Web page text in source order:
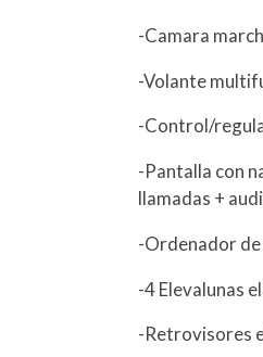
-Camara
-Volante
-Control/
-Pantalla con
llamadas +
-Ordenador
-4 Elevalunas
-Retrovisores